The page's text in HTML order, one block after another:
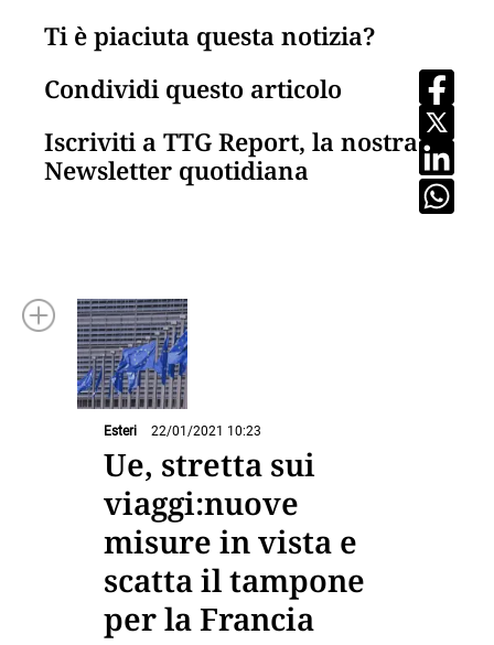
Ti è piaciuta questa notizia?
Condividi questo articolo
Iscriviti a TTG Report, la nostra
Newsletter quotidiana
Esteri 22/01/2021 10:23
Ue, stretta sui
viaggi:nuove
misure in vista e
scatta il tampone
per la Francia